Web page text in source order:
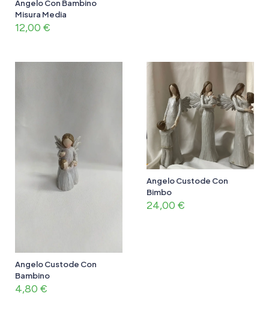
Angelo Con Bambino
Misura Media
12,00 €
Angelo Custode Con
Bambino
4,80 €
Angelo Custode Con
Bimbo
24,00 €